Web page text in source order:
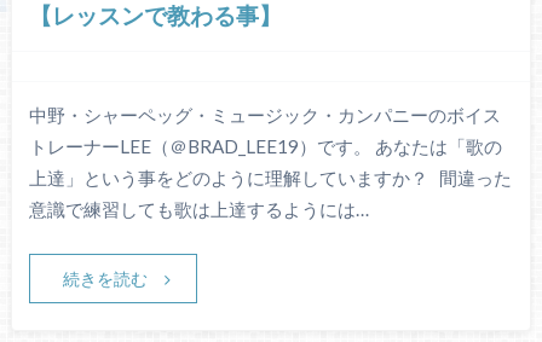
【レッスンで教わる事】
中野・シャーペッグ・ミュージック・カンパニーのボイス
トレーナーLEE（＠BRAD_LEE19）です。 あなたは「歌の
上達」という事をどのように理解していますか？ 間違った
意識で練習しても歌は上達するようには…
続きを読む